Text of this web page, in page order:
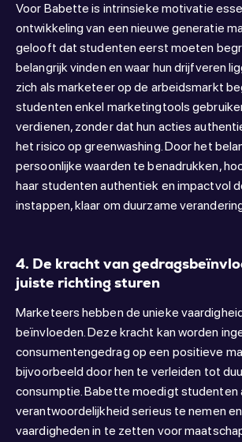
Voor Babette is intrinsieke motivatie
ontwikkeling van een nieuwe generatie
gelooft dat studenten eerst moeten
belangrijk vinden en waar hun drijfveren
zich als marketeer op de arbeidsmarkt
studenten enkel marketingtools
verdienen, zonder dat hun acties
het risico op greenwashing. Door het
persoonlijke waarden te benadrukken,
haar studenten authentiek en impactvol
instappen, klaar om duurzame
4. De kracht van
juiste richting sturen
Marketeers hebben de unieke
beïnvloeden. Deze kracht kan worden
consumentengedrag op een positieve
bijvoorbeeld door hen te verleiden tot
consumptie. Babette moedigt studenten
verantwoordelijkheid serieus te nemen en
vaardigheden in te zetten voor